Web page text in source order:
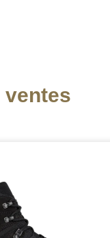
ventes